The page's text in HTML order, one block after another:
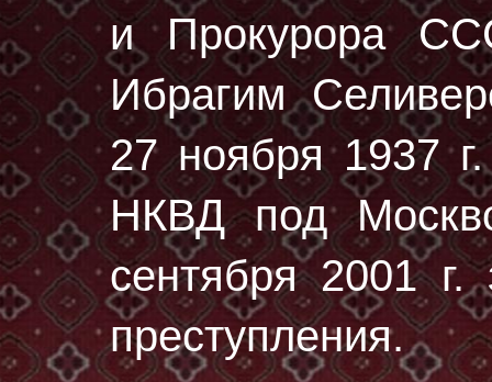
и Прокурора
Ибрагим
27 ноября 1937 г.
НКВД под
сентября 2001 г.
преступления.